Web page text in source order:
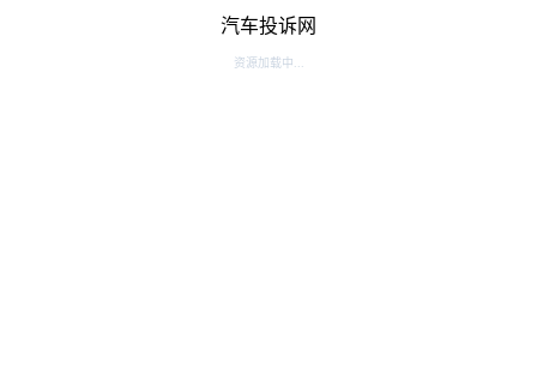
汽车投诉网
资源加载中...